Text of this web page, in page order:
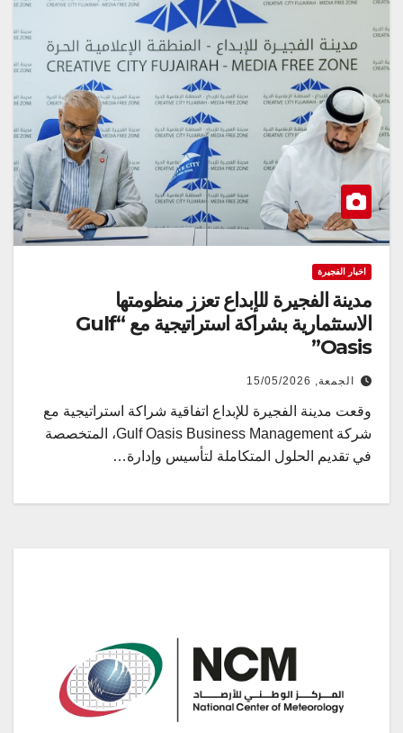
اخبار الفجيرة
مدينة الفجيرة للإبداع تعزز منظومتها
الاستثمارية بشراكة استراتيجية مع “Gulf
Oasis”
الجمعة, 15/05/2026
وقعت مدينة الفجيرة للإبداع اتفاقية شراكة استراتيجية مع
شركة Gulf Oasis Business Management، المتخصصة
في تقديم الحلول المتكاملة لتأسيس وإدارة…